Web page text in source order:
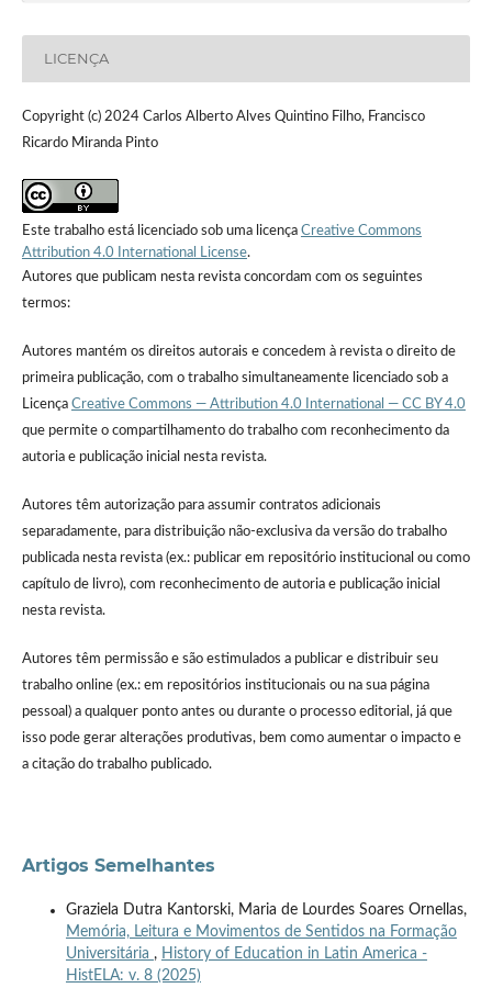
LICENÇA
Copyright (c) 2024 Carlos Alberto Alves Quintino Filho, Francisco
Ricardo Miranda Pinto
Este trabalho está licenciado sob uma licença Creative Commons
Attribution 4.0 International License.
Autores que publicam nesta revista concordam com os seguintes
termos:
Autores mantém os direitos autorais e concedem à revista o direito de
primeira publicação, com o trabalho simultaneamente licenciado sob a
Licença Creative Commons — Attribution 4.0 International — CC BY 4.0
que permite o compartilhamento do trabalho com reconhecimento da
autoria e publicação inicial nesta revista.
Autores têm autorização para assumir contratos adicionais
separadamente, para distribuição não-exclusiva da versão do trabalho
publicada nesta revista (ex.: publicar em repositório institucional ou como
capítulo de livro), com reconhecimento de autoria e publicação inicial
nesta revista.
Autores têm permissão e são estimulados a publicar e distribuir seu
trabalho online (ex.: em repositórios institucionais ou na sua página
pessoal) a qualquer ponto antes ou durante o processo editorial, já que
isso pode gerar alterações produtivas, bem como aumentar o impacto e
a citação do trabalho publicado.
Artigos Semelhantes
Graziela Dutra Kantorski, Maria de Lourdes Soares Ornellas,
Memória, Leitura e Movimentos de Sentidos na Formação
Universitária , History of Education in Latin America -
HistELA: v. 8 (2025)